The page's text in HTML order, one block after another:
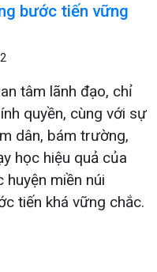
bước tiến vững
tâm lãnh đạo, chỉ
quyền, cùng với sự
dân, bám trường,
học hiệu quả của
huyện miền núi
tiến khá vững chắc.